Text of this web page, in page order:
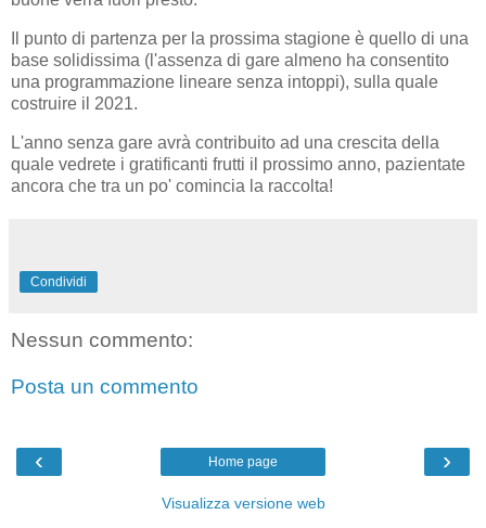
Il punto di partenza per la prossima stagione è quello di una
base solidissima (l'assenza di gare almeno ha consentito
una programmazione lineare senza intoppi), sulla quale
costruire il 2021.
L'anno senza gare avrà contribuito ad una crescita della
quale vedrete i gratificanti frutti il prossimo anno, pazientate
ancora che tra un po' comincia la raccolta!
Condividi
Nessun commento:
Posta un commento
‹ ›
Home page
Visualizza versione web